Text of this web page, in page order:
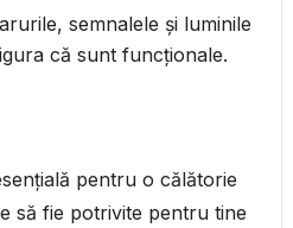
semnalele și luminile
că sunt funcționale.
pentru o călătorie
să fie potrivite pentru tine